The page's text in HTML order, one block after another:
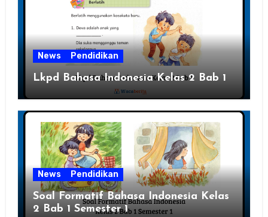
News Pendidikan
Lkpd Bahasa Indonesia Kelas 2 Bab 1
News Pendidikan
Soal Formatif Bahasa Indonesia Kelas
2 Bab 1 Semester 1